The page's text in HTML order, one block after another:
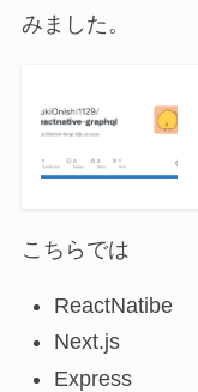
みました。
こちらでは
ReactNatibe
Next.js
Express